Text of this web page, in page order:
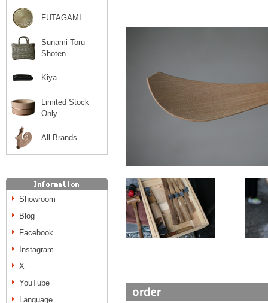
FUTAGAMI
Sunami Toru
Shoten
Kiya
Limited Stock
Only
All Brands
Showroom
Blog
Facebook
Instagram
X
YouTube
Language